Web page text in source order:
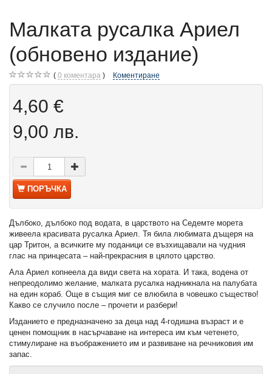
Малката русалка Ариел
(обновено издание)
0 коментара Коментиране
4,60 €
9,00 лв.
ПОРЪЧКА
Дълбоко, дълбоко под водата, в царството на Седемте морета
живеела красивата русалка Ариел. Тя била любимата дъщеря на
цар Тритон, а всичките му поданици се възхищавали на чудния
глас на принцесата – най-прекрасния в цялото царство.
Ала Ариел копнеела да види света на хората. И така, водена от
непреодолимо желание, малката русалка надникнала на палубата
на един кораб. Още в същия миг се влюбила в човешко същество!
Какво се случило после – прочети и разбери!
Изданието е предназначено за деца над 4-годишна възраст и е
ценен помощник в насърчаване на интереса им към четенето,
стимулиране на въображението им и развиване на речниковия им
запас.